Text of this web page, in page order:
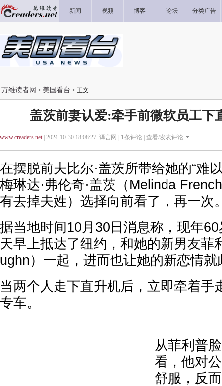
新闻 视频 博客 论坛 分类广告
万维读者网 > 美国看台 > 正文
盖茨前妻认爱:牵手前微软员工下
www.creaders.net| 2024-10-30 18:08:27 译言网 | 1条评论 | 查看/发表评论
在摆脱前夫比尔·盖茨所带给她的“难
梅琳达·弗伦奇·盖茨（Melinda
有去掉夫姓）选择向前看了，再一次
据当地时间10月30日消息称，现年
天早上抵达了纽约，和她的新男友菲
ughn）一起，进而也让她的新恋情就
当两个人走下直升机后，立即牵着手
专车。
从菲利普
看，他对
舒服，反